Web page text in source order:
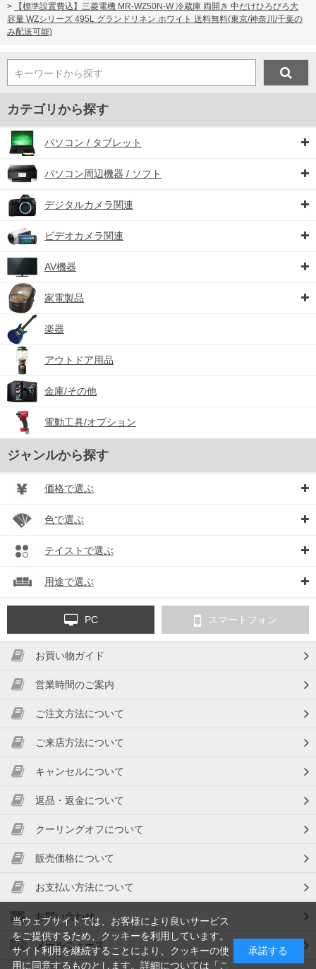
>
【標準設置費込】三菱電機 MR-WZ50N-W 冷蔵庫 両開き 中だけひろびろ大
容量 WZシリーズ 495L グランドリネン ホワイト 送料無料(東京/神奈川/千葉の
み配送可能)
キーワードから探す
カテゴリから探す
パソコン / タブレット
パソコン周辺機器 / ソフト
デジタルカメラ関連
ビデオカメラ関連
AV機器
家電製品
楽器
アウトドア用品
金庫/その他
電動工具/オプション
ジャンルから探す
価格で選ぶ
色で選ぶ
テイストで選ぶ
用途で選ぶ
PC スマートフォン
お買い物ガイド
営業時間のご案内
ご注文方法について
ご来店方法について
キャンセルについて
返品・返金について
クーリングオフについて
販売価格について
お支払い方法について
お問い合わせ
メールニュース
当ウェブサイトでは、お客様により良いサービス
をご提供するため、クッキーを利用しています。
サイト利用を継続することにより、クッキーの使
用に同意するものとします。詳細については「 こ
承諾する